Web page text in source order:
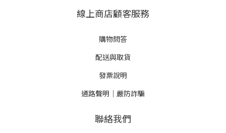
線上商店顧客服務
購物問答
配送與取貨
發票說明
通路聲明｜嚴防詐騙
聯絡我們